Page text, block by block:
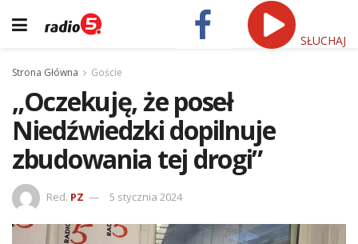
SŁUCHAJ
Strona Główna Goście
„Oczekuję, że poseł
Niedźwiedzki dopilnuje
zbudowania tej drogi”
Red. PZ 5 stycznia 2024